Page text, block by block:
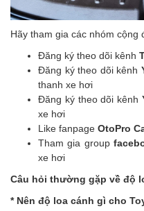
Hãy tham gia các nhóm cộng
Đăng ký theo dõi kênh
Đăng ký theo dõi kênh
thanh xe hơi
Đăng ký theo dõi kênh
xe hơi
Like fanpage OtoPro
Tham gia group
xe hơi
Câu hỏi thường gặp về độ
* Nên độ loa cánh gì cho